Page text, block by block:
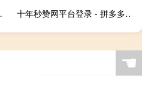
怎么用
十年秒赞网平台登录 - 拼多多助力群500人微信 qq业务自助下单
☚